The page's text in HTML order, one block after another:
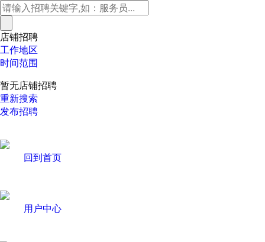
店铺招聘
工作地区
时间范围
暂无店铺招聘
重新搜索
发布招聘
回到首页
用户中心